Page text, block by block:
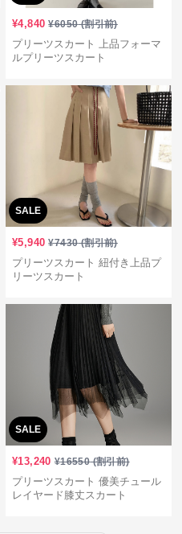
¥4,840 ¥6050(割引前)
プリーツスカート 上品フォーマ
ルプリーツスカート
SALE
¥5,940 ¥7430(割引前)
プリーツスカート 紐付き上品プ
リーツスカート
SALE
¥13,240 ¥16550(割引前)
プリーツスカート 優美チュール
レイヤード膝丈スカート